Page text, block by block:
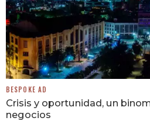
BESPOKE AD
Crisis y oportunidad, un
negocios